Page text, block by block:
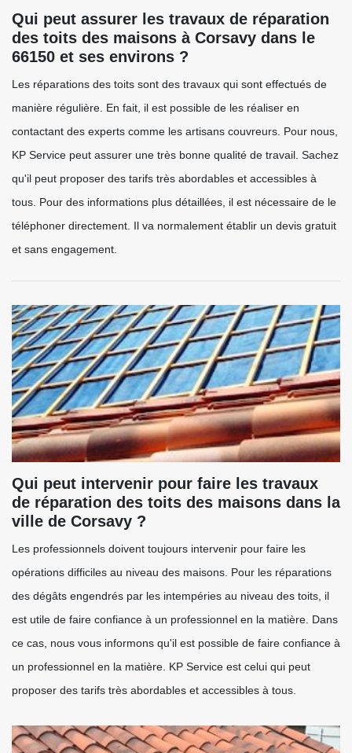
Qui peut assurer les travaux de réparation
des toits des maisons à Corsavy dans le
66150 et ses environs ?
Les réparations des toits sont des travaux qui sont effectués de
manière régulière. En fait, il est possible de les réaliser en
contactant des experts comme les artisans couvreurs. Pour nous,
KP Service peut assurer une très bonne qualité de travail. Sachez
qu'il peut proposer des tarifs très abordables et accessibles à
tous. Pour des informations plus détaillées, il est nécessaire de le
téléphoner directement. Il va normalement établir un devis gratuit
et sans engagement.
Qui peut intervenir pour faire les travaux
de réparation des toits des maisons dans la
ville de Corsavy ?
Les professionnels doivent toujours intervenir pour faire les
opérations difficiles au niveau des maisons. Pour les réparations
des dégâts engendrés par les intempéries au niveau des toits, il
est utile de faire confiance à un professionnel en la matière. Dans
ce cas, nous vous informons qu'il est possible de faire confiance à
un professionnel en la matière. KP Service est celui qui peut
proposer des tarifs très abordables et accessibles à tous.